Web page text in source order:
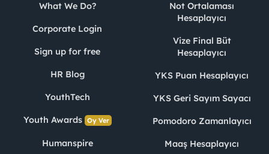
What We Do?
Corporate Login
Sign up for free
HR Blog
YouthTech
Youth Awards Oy Ver
Humanspire
Not Ortalaması
Hesaplayıcı
Vize Final Büt
Hesaplayıcı
YKS Puan Hesaplayıcı
YKS Geri Sayım Sayacı
Pomodoro Zamanlayıcı
Maaş Hesaplayıcı